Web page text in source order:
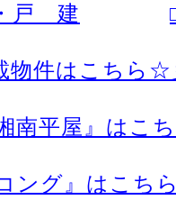
戸 建
物件はこちら☆
南平屋』はこ
ング』はこち